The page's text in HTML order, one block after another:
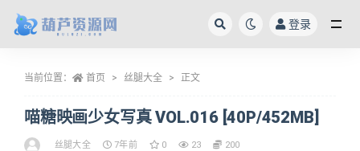
登录
当前位置： 首页 丝腿大全 正文
喵糖映画少女写真 VOL.016 [40P/452MB]
丝腿大全 7年前 0 23 200